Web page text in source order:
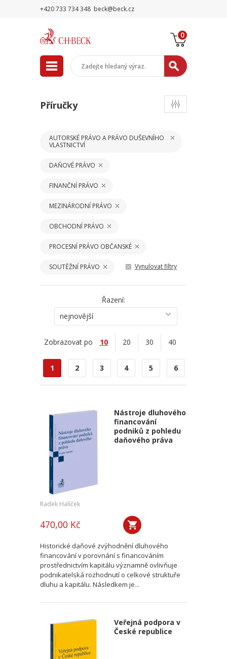
+420 733 734 348 beck@beck.cz
0
Příručky
AUTORSKÉ PRÁVO A PRÁVO DUŠEVNÍHO
VLASTNICTVÍ
DAŇOVÉ PRÁVO
FINANČNÍ PRÁVO
MEZINÁRODNÍ PRÁVO
OBCHODNÍ PRÁVO
PROCESNÍ PRÁVO OBČANSKÉ
SOUTĚŽNÍ PRÁVO Vynulovat filtry
Řazení:
nejnovější
Zobrazovat po 10 20 30 40
1 2 3 4 5 6
Nástroje dluhového
financování
podniků z pohledu
daňového práva
Radek Halíček
470,00 Kč
Historické daňové zvýhodnění dluhového
financování v porovnání s financováním
prostřednictvím kapitálu významně ovlivňuje
podnikatelská rozhodnutí o celkové struktuře
dluhu a kapitálu. Následkem je...
Veřejná podpora v
České republice